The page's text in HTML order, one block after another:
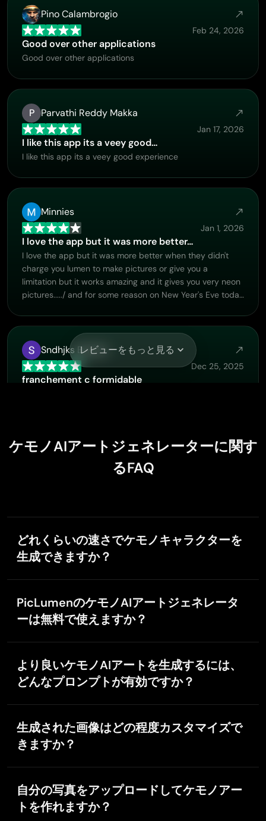
Pino Calambrogio
Feb 24, 2026
Good over other applications
Good over other applications
P Parvathi Reddy Makka
Jan 17, 2026
I like this app its a veey good…
I like this app its a veey good experience
Minnies
Jan 1, 2026
I love the app but it was more better…
I love the app but it was more better when they didn't
charge you lumen to make pictures or give you a
limitation but it works amazing and it gives you very neon
pictures...../ and for some reason on New Year's Eve today
Sndhjks Bwjskb
Dec 25, 2025
franchement c formidable
Amy Crawford
Pic Lumen ai is a bright star in a galaxy of money
quality of the photos. Very realistic, brilliantly clear,
vibrant. They've done a lot of expansion in the past year
as well ie; using the top of the line image and video
generators, adding features like upscaling, I paint, out
platform is perfect because they offer a free level
allowing you to generate 50 images a day. They have an
incredible community of artists and also offer tutorials.
Dec 9, 2025
Strong aesthetic ability.
expressive image generator with a refined aesthetic. If it
maintains this level of quality in other types of scenes, it
will become one of the most interesting visual tools
available today.
Hesham Zohny
it is super easy and UI/UXis perfect
it is super easy and UI/UXis perfect
レビューをもっと見る
ケモノAIアートジェネレーターに関す
るFAQ
どれくらいの速さでケモノキャラクターを
生成できますか？
生成にかかる時間は状況によって異なりますが、通常
PicLumenのケモノAIアートジェネレータ
ーは無料で使えますか？
はい、無料でご利用いただけます。登録するだけで、
より良いケモノAIアートを生成するには、
どんなプロンプトが有効ですか？
詳細なプロンプトほど良い結果が得られます。例：
並み、背景も細かく描写」。スタイルやキャラクター
の特徴、雰囲気などを具体的に指定しましょう。
生成された画像はどの程度カスタマイズで
きますか？
非常に柔軟です！毛並みの質感からポーズまで細かく
アル調、3D風などアートスタイルも自由にカスタマイ
ズできます。
自分の写真をアップロードしてケモノアー
トを作れますか？